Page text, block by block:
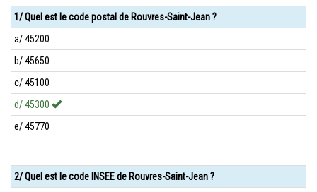
1/ Quel est le code postal de Rouvres-Saint-Jean ?
a/ 45200
b/ 45650
c/ 45100
d/ 45300
e/ 45770
2/ Quel est le code INSEE de Rouvres-Saint-Jean ?